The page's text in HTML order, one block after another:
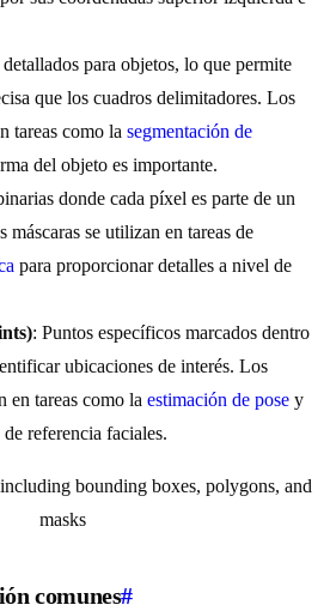
para objetos, lo que permite
que los cuadros delimitadores. Los
tareas como la segmentación de
del objeto es importante.
donde cada píxel es parte de un
se utilizan en tareas de
para proporcionar detalles a nivel de
: Puntos específicos marcados dentro
ubicaciones de interés. Los
en tareas como la estimación de pose y
referencia faciales.
comunes#